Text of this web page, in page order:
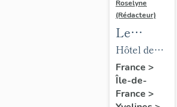
Roselyne
(Rédacteur)
Le
mobilier
de l'hôtel
de ville
Hôtel de
ville
France >
Île-de-
France >